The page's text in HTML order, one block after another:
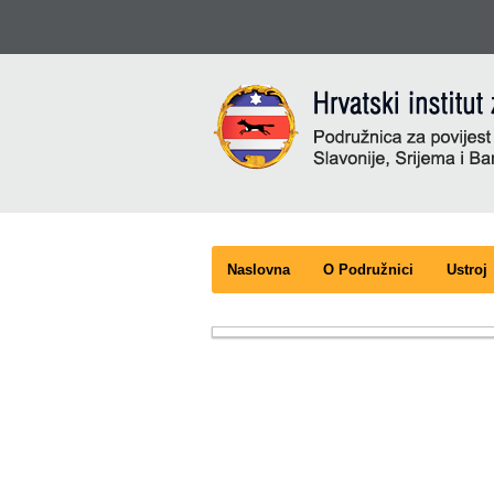
Naslovna O Podružnici Ustroj